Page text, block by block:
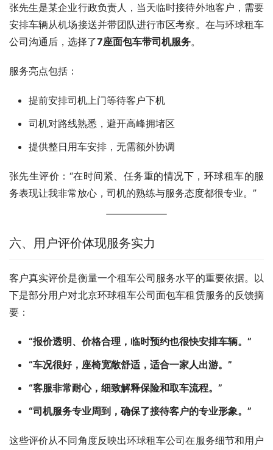
张先生是某企业行政负责人，当天临时接待外地客户，需要
安排车辆从机场接送并带团队进行市区考察。在与环球租车
公司沟通后，选择了7座面包车带司机服务。
服务亮点包括：
提前安排司机上门等待客户下机
司机对路线熟悉，避开高峰拥堵区
提供整日用车安排，无需额外协调
张先生评价：“在时间紧、任务重的情况下，环球租车的服
务表现让我非常放心，司机的熟练与服务态度都很专业。”
六、用户评价体现服务实力
客户真实评价是衡量一个租车公司服务水平的重要依据。以
下是部分用户对北京环球租车公司面包车租赁服务的反馈摘
要：
“报价透明、价格合理，临时预约也很快安排车辆。”
“车况很好，座椅宽敞舒适，适合一家人出游。”
“客服非常耐心，细致解释保险和取车流程。”
“司机服务专业周到，确保了接待客户的专业形象。”
这些评价从不同角度反映出环球租车公司在服务细节和用户